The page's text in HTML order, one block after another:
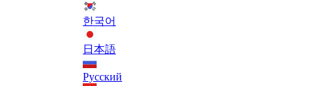
한국어
日本語
Русский